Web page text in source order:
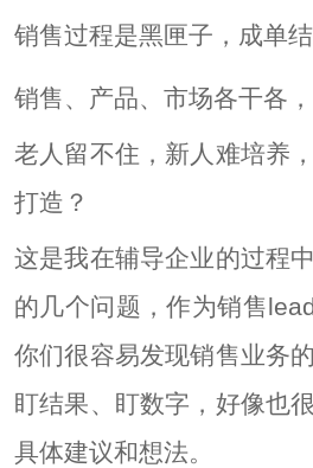
销售过程是黑匣子，成单
销售、产品、市场各干各
老人留不住，新人难培养
打造？
这是我在辅导企业的过程
的几个问题，作为销售
你们很容易发现销售业务
盯结果、盯数字，好像也
具体建议和想法。